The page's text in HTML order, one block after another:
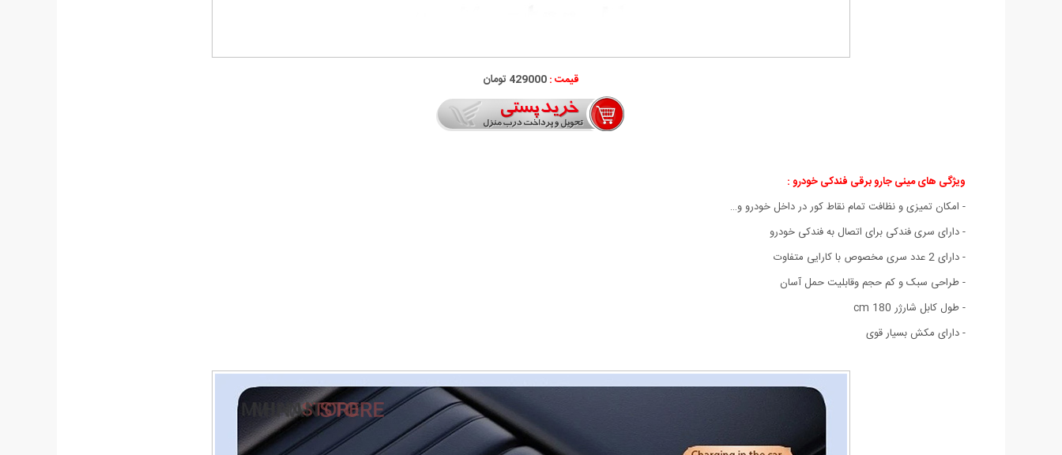
قیمت :429000 تومان
ویژگی های مینی جارو برقی فندکی خودرو:
- امکان تمیزی و نظافت تمام نقاط کور در داخل خودرو و…
- دارای سری فندکی برای اتصال به فندکی خودرو
- دارای 2 عدد سری مخصوص با کارایی متفاوت
- طراحی سبک و کم حجم وقابلیت حمل آسان
- طول کابل شارژر 180 cm
- دارای مکش بسیار قوی